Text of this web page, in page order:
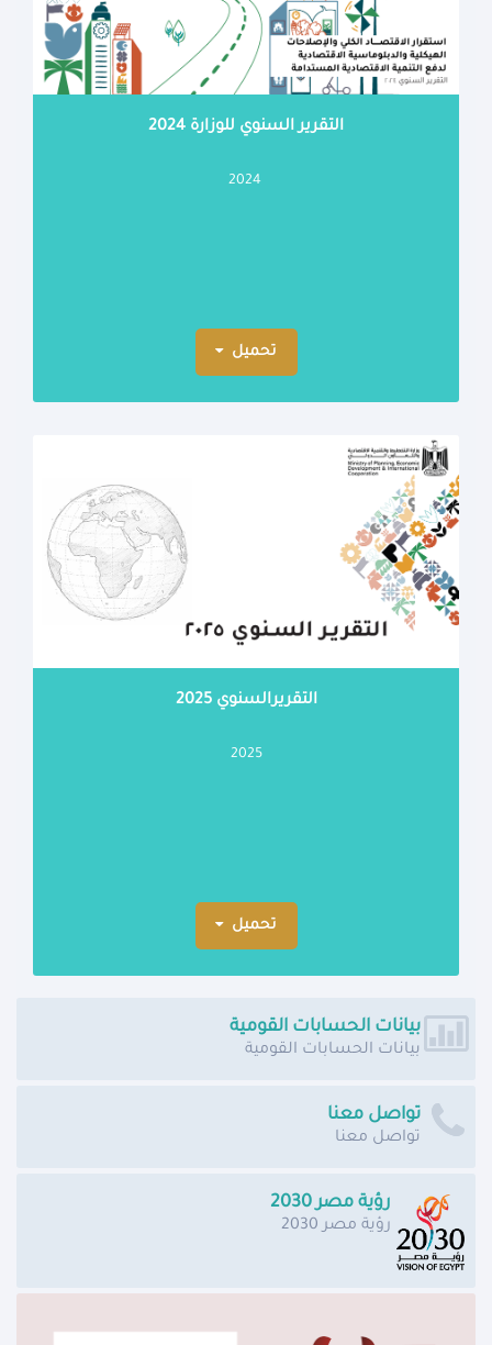
التقرير السنوي للوزارة 2024
2024
تحميل
التقريرالسنوي 2025
2025
تحميل
بيانات الحسابات القومية
بيانات الحسابات القومية
تواصل معنا
تواصل معنا
رؤية مصر 2030
رؤية مصر 2030